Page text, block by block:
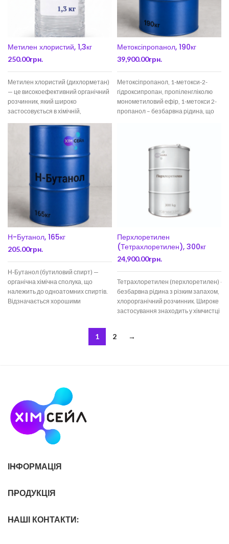
Метилен хлористий, 1,3кг
250.00грн.
Метилен хлористий (дихлорметан)
— це високоефективний органічний
розчинник, який широко
застосовується в хімічній,
промисловості. Завдяки своїй
Метоксіпропанол, 190кг
39,900.00грн.
Метоксіпропанол, 1-метокси-2-
гідроксипропан, пропіленгліколю
монометиловий ефір, 1-метокси 2-
пропанол – безбарвна рідина, що
Н-Бутанол, 165кг
205.00грн.
Н-Бутанол (бутиловий спирт) —
органічна хімічна сполука, що
належить до одноатомних спиртів.
Відзначається хорошими
Перхлоретилен
(Тетрахлоретилен), 300кг
24,900.00грн.
Тетрахлоретилен (перхлоретилен) —
безбарвна рідина з різким запахом,
хлорорганічний розчинник. Широке
застосування знаходить у хімчистці
1 2 →
ІНФОРМАЦІЯ
ПРОДУКЦІЯ
НАШІ КОНТАКТИ: